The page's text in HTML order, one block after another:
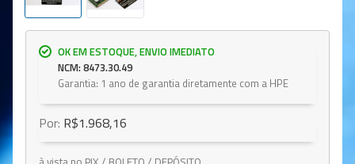
OK EM ESTOQUE, ENVIO IMEDIATO
NCM: 8473.30.49
Garantia: 1 ano de garantia diretamente com a HPE
Por: R$1.968,16